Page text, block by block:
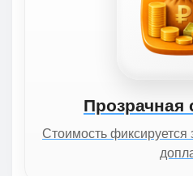
Прозрачная
Стоимость фиксируется